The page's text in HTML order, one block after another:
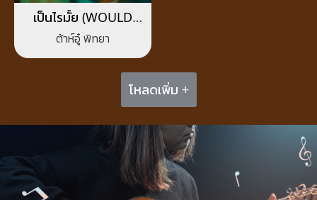
เป็นไรมั้ย (WOULD
YOU MIND?)
ต้าห์อู๋ พิทยา
โหลดเพิ่ม +